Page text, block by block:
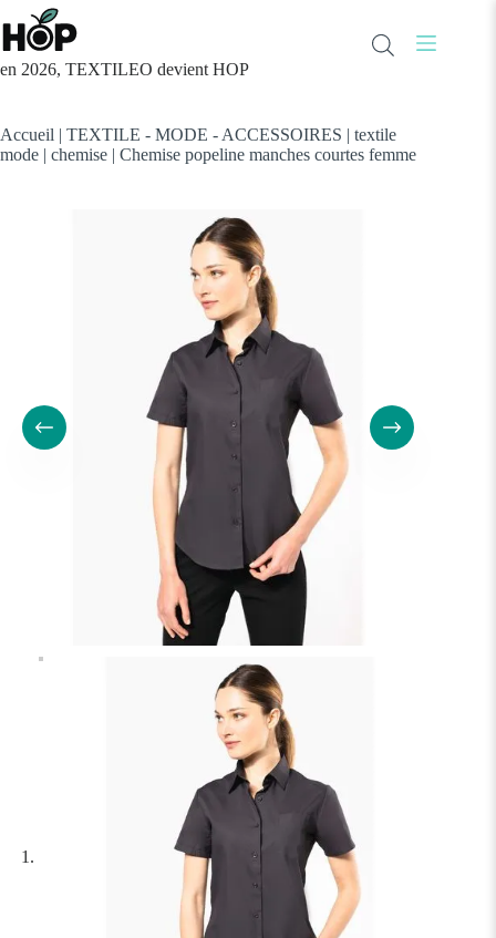
Passer
au
contenu
en 2026, TEXTILEO devient HOP
Accueil | TEXTILE - MODE - ACCESSOIRES | textile
mode | chemise | Chemise popeline manches courtes femme